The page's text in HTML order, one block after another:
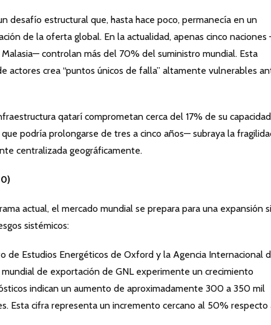
desafío estructural que, hasta hace poco, permanecía en un
de la oferta global. En la actualidad, apenas cinco naciones
controlan más del 70% del suministro mundial. Esta
actores crea “puntos únicos de falla” altamente vulnerables
qatarí comprometan cerca del 17% de su capacidad
podría prolongarse de tres a cinco años— subraya la
centralizada geográficamente.
actual, el mercado mundial se prepara para una expansión
sistémicos:
de Estudios Energéticos de Oxford y la Agencia Internacional
de exportación de GNL experimente un crecimiento
indican un aumento de aproximadamente 300 a 350 mil
Esta cifra representa un incremento cercano al 50% respecto